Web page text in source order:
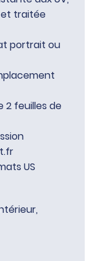
et traitée
portrait ou
2 feuilles de
US
,